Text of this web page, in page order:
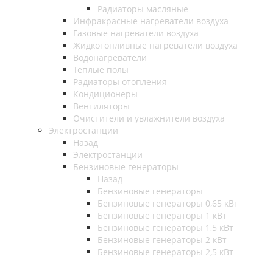
Радиаторы масляные
Инфракрасные нагреватели воздуха
Газовые нагреватели воздуха
Жидкотопливные нагреватели воздуха
Водонагреватели
Тёплые полы
Радиаторы отопления
Кондиционеры
Вентиляторы
Очистители и увлажнители воздуха
Электростанции
Назад
Электростанции
Бензиновые генераторы
Назад
Бензиновые генераторы
Бензиновые генераторы 0,65 кВт
Бензиновые генераторы 1 кВт
Бензиновые генераторы 1,5 кВт
Бензиновые генераторы 2 кВт
Бензиновые генераторы 2,5 кВт